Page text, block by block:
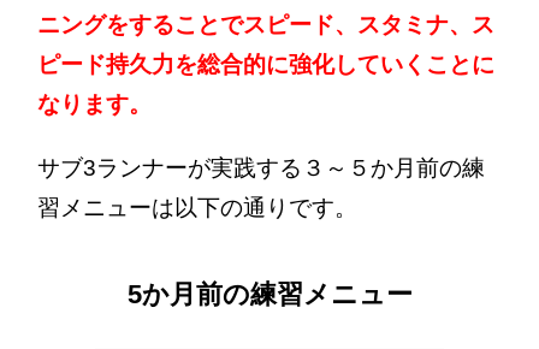
ニングをすることでスピード、スタミナ、ス
ピード持久力を総合的に強化していくことに
なります。
サブ3ランナーが実践する３～５か月前の練
習メニューは以下の通りです。
5か月前の練習メニュー